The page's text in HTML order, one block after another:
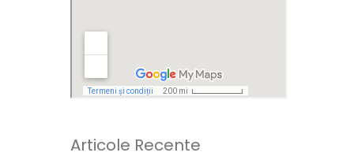
Articole Recente